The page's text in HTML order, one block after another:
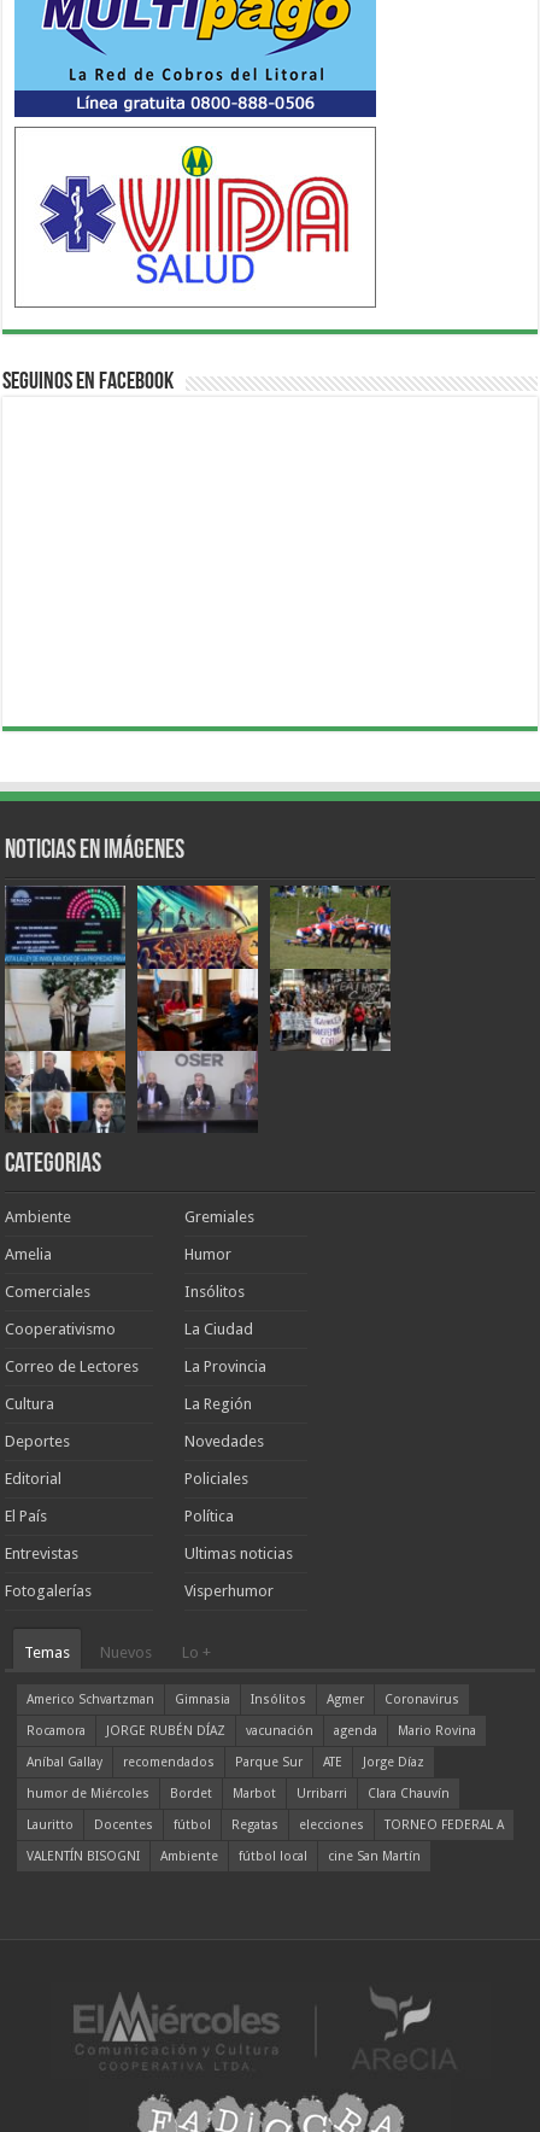
Seguinos en Facebook
Noticias en Imágenes
Categorias
Ambiente
Amelia
Comerciales
Cooperativismo
Correo de Lectores
Cultura
Deportes
Editorial
El País
Entrevistas
Fotogalerías
Gremiales
Humor
Insólitos
La Ciudad
La Provincia
La Región
Novedades
Policiales
Política
Ultimas noticias
Visperhumor
Temas Nuevos Lo +
Americo Schvartzman Gimnasia Insólitos Agmer
Coronavirus
Rocamora
JORGE RUBÉN DÍAZ vacunación agenda
Mario Rovina
Aníbal Gallay
recomendados Parque Sur ATE
Jorge Díaz
humor de Miércoles
Bordet Marbot Urribarri
Clara Chauvín
Lauritto
Docentes fútbol Regatas elecciones
TORNEO FEDERAL A
VALENTÍN BISOGNI
Ambiente fútbol local cine San Martín